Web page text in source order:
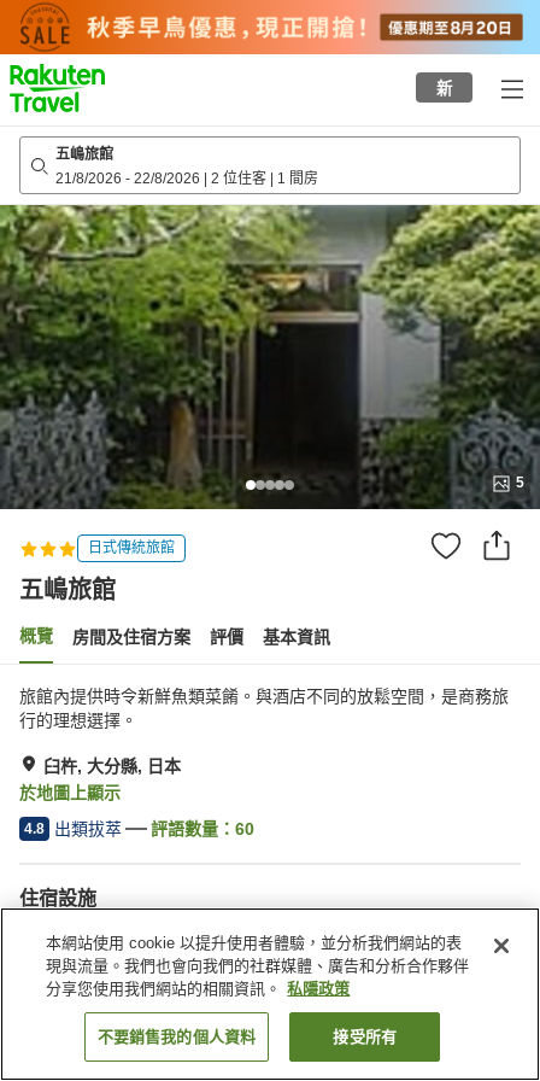
to
top
page
新
五嶋旅館
21/8/2026 - 22/8/2026 | 2 位住客 | 1 間房
5
日式傳統旅館
五嶋旅館
概覽 房間及住宿方案 評價 基本資訊
旅館內提供時令新鮮魚類菜餚。與酒店不同的放鬆空間，是商務旅
行的理想選擇。
臼杵, 大分縣, 日本
於地圖上顯示
4.8 出類拔萃 評語數量： 60
住宿設施
停車場 宴會廳
主頁 日本 大分縣 臼杵 五嶋旅館
找客房
本網站使用 cookie 以提升使用者體驗，並分析我們網站的表
現與流量。我們也會向我們的社群媒體、廣告和分析合作夥伴
分享您使用我們網站的相關資訊。
私隱政策
不要銷售我的個人資料 接受所有